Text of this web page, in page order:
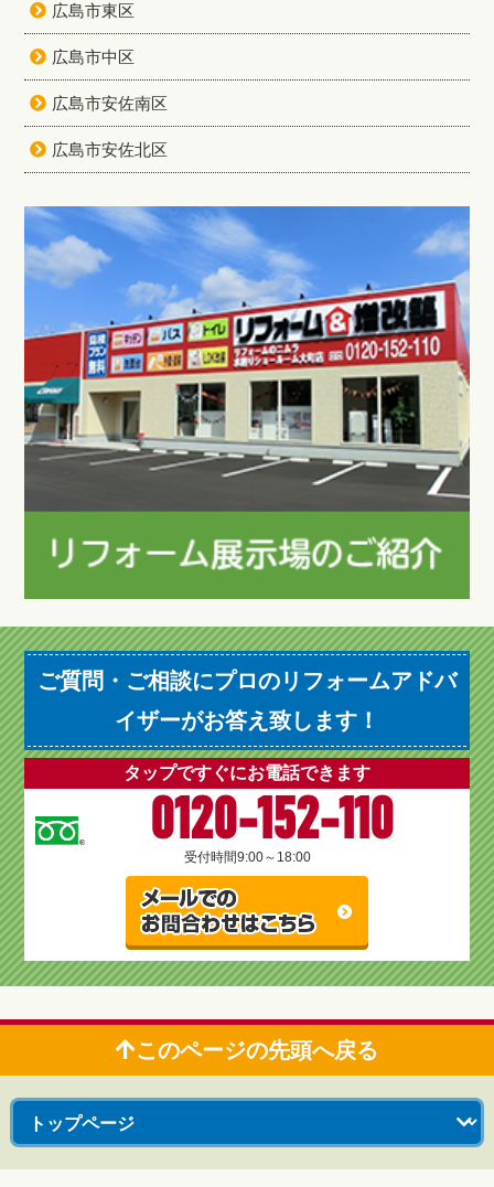
広島市東区
広島市中区
広島市安佐南区
広島市安佐北区
ご質問・ご相談にプロのリフォームアドバ
イザーがお答え致します！
タップですぐにお電話できます
0120-152-110
受付時間9:00～18:00
このページの先頭へ戻る